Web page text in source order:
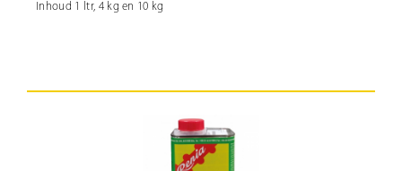
Inhoud 1 ltr, 4 kg en 10 kg